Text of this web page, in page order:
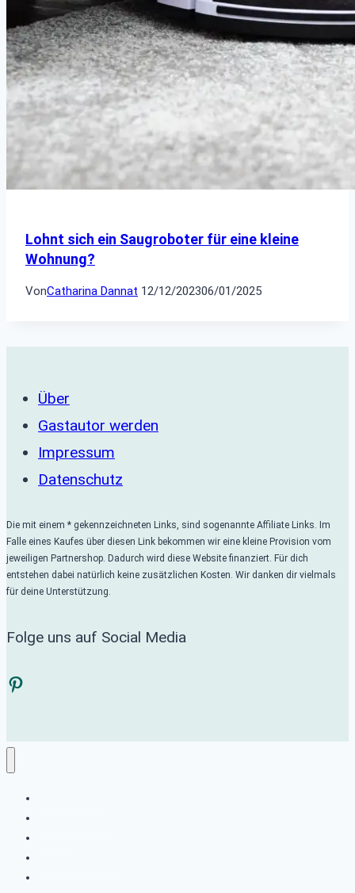
Lohnt sich ein Saugroboter für eine kleine
Wohnung?
VonCatharina Dannat 12/12/202306/01/2025
Über
Gastautor werden
Impressum
Datenschutz
Die mit einem * gekennzeichneten Links, sind sogenannte Affiliate Links. Im
Falle eines Kaufes über diesen Link bekommen wir eine kleine Provision vom
jeweiligen Partnershop. Dadurch wird diese Website finanziert. Für dich
entstehen dabei natürlich keine zusätzlichen Kosten. Wir danken dir vielmals
für deine Unterstützung.
Folge uns auf Social Media
Pinterest